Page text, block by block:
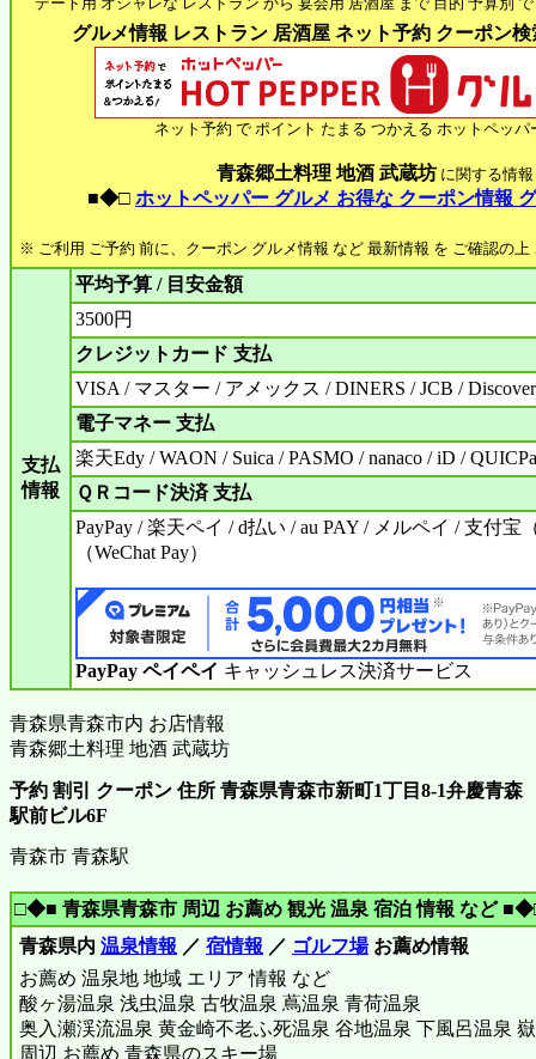
グルメ情報 レストラン 居酒屋 ネット予約 クーポン
ネット予約 で ポイント たまる つかえる ホットペッパ
青森郷土料理 地酒 武蔵坊に関する情報
■◆□ ホットペッパー グルメ お得な クーポン情報
※ ご利用 ご予約 前に、クーポン グルメ情報 など 最新情報 を ご確認の上
支払
情報
平均予算 / 目安金額
3500円
クレジットカード 支払
VISA / マスター / アメックス / DINERS / JCB / Discover
電子マネー 支払
楽天Edy / WAON / Suica / PASMO / nanaco / iD /
ＱＲコード決済 支払
PayPay / 楽天ペイ / d払い / au PAY / メルペイ / 支付宝
（WeChat Pay）
PayPay ペイペイ キャッシュレス決済サービス
青森県青森市内 お店情報
青森郷土料理 地酒 武蔵坊
予約 割引 クーポン 住所 青森県青森市新町1丁目8-1弁慶青森
駅前ビル6F
青森市 青森駅
□◆■ 青森県青森市 周辺 お薦め 観光 温泉 宿泊 情報 など
青森県内 温泉情報 ／ 宿情報 ／ ゴルフ場お薦め情報
お薦め 温泉地 地域 エリア 情報 など
酸ヶ湯温泉 浅虫温泉 古牧温泉 蔦温泉 青荷温泉
奥入瀬渓流温泉 黄金崎不老ふ死温泉 谷地温泉 下風呂温泉
周辺 お薦め 青森県のスキー場